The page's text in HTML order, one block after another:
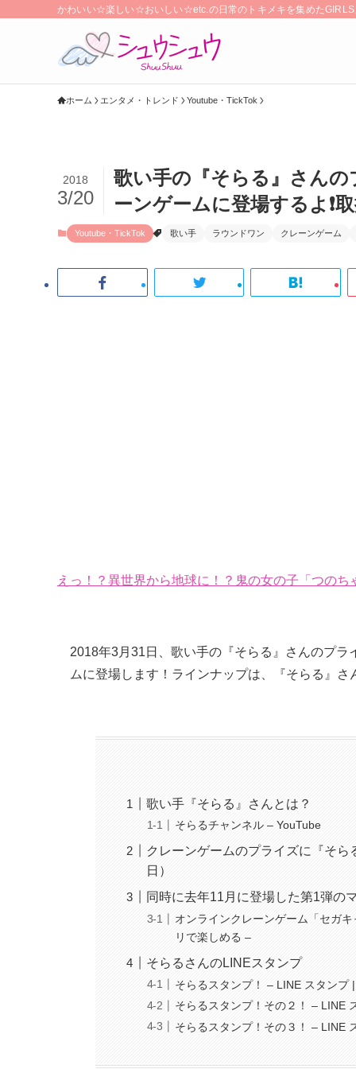
かわいい☆楽しい☆おいしい☆etc.の日常のトキメキを集めたGIRLS
ホーム エンタメ・トレンド Youtube・TickTok
歌い手の『そらる』さんの
ーンゲームに登場するよ❗️
2018
3/20
Youtube・TickTok 歌い手 ラウンドワン クレーンゲーム
えっ！？異世界から地球に！？鬼の女の子「つの
2018年3月31日、歌い手の『そらる』さんのプラ
ムに登場します！ラインナップは、『そらる』
歌い手『そらる』さんとは？
そらるチャンネル – YouTube
クレーンゲームのプライズに『そ
日）
同時に去年11月に登場した第1弾の
オンラインクレーンゲーム「セガ
リで楽しめる –
そらるさんのLINEスタンプ
そらるスタンプ！ – LINE スタンプ
そらるスタンプ！その２！ – LINE
そらるスタンプ！その３！ – LINE